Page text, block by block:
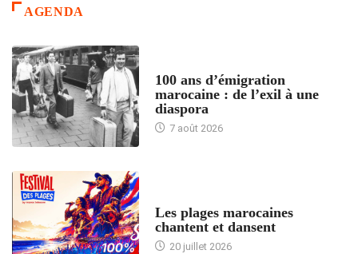
AGENDA
100 ans d’émigration
marocaine : de l’exil à une
diaspora
7 août 2026
Les plages marocaines
chantent et dansent
20 juillet 2026